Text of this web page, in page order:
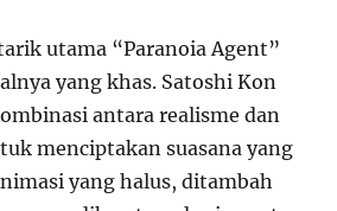
utama “Paranoia Agent”
yang khas. Satoshi Kon
antara realisme dan
menciptakan suasana yang
yang halus, ditambah